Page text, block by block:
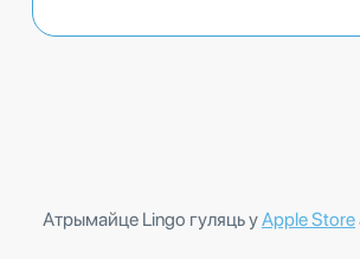
Атрымайце Lingo гуляць уApple Store